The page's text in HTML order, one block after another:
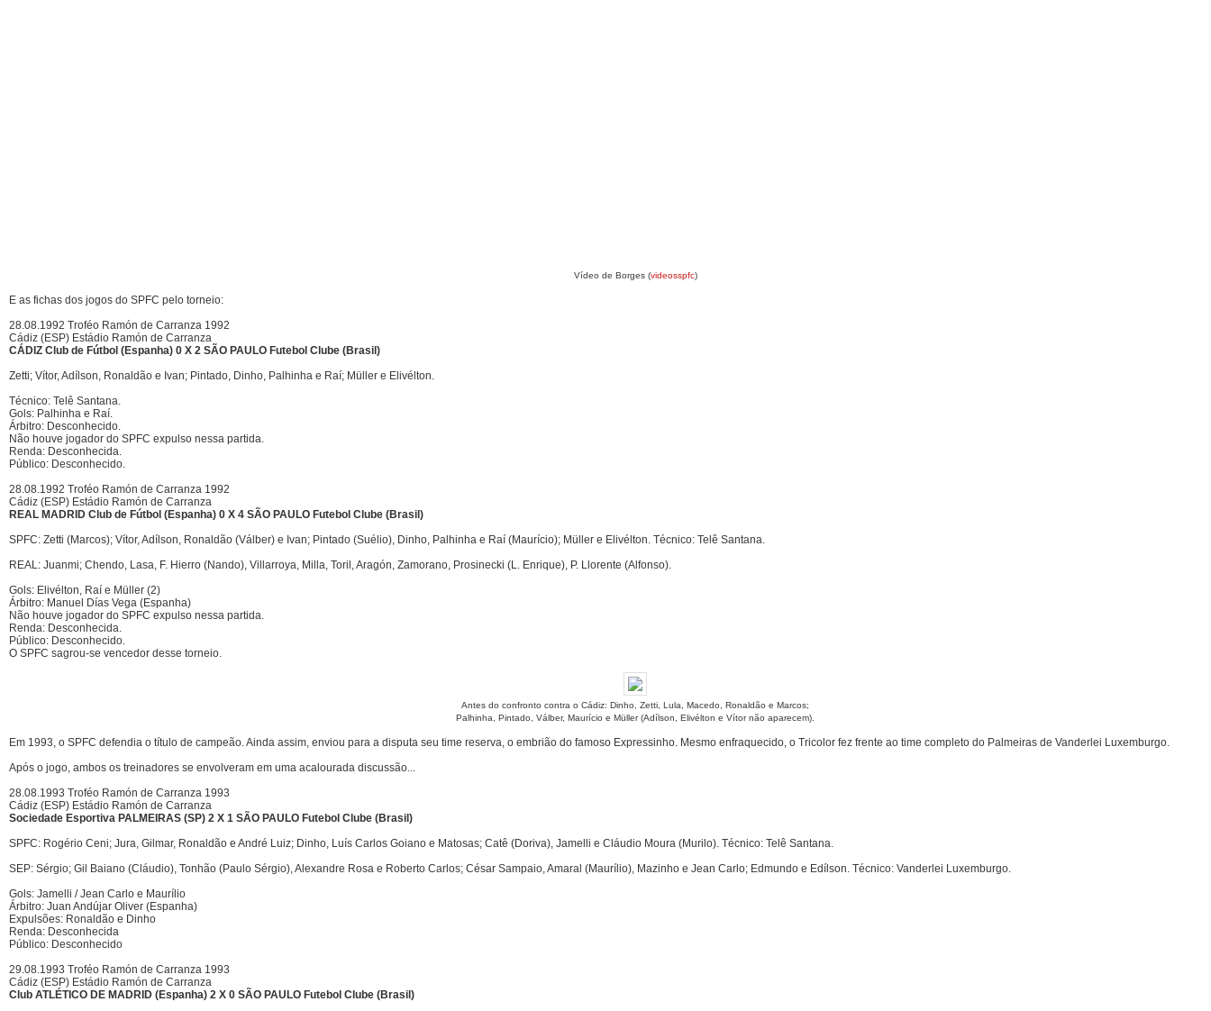
Vídeo de Borges (videosspfc)
E as fichas dos jogos do SPFC pelo torneio:
28.08.1992 Troféo Ramón de Carranza 1992
Cádiz (ESP) Estádio Ramón de Carranza
CÁDIZ Club de Fútbol (Espanha) 0 X 2 SÃO PAULO Futebol Clube (Brasil)
Zetti; Vítor, Adílson, Ronaldão e Ivan; Pintado, Dinho, Palhinha e Raí; Müller e Elivélton.
Técnico: Telê Santana.
Gols: Palhinha e Raí.
Árbitro: Desconhecido.
Não houve jogador do SPFC expulso nessa partida.
Renda: Desconhecida.
Público: Desconhecido.
28.08.1992 Troféo Ramón de Carranza 1992
Cádiz (ESP) Estádio Ramón de Carranza
REAL MADRID Club de Fútbol (Espanha) 0 X 4 SÃO PAULO Futebol Clube (Brasil)
SPFC: Zetti (Marcos); Vítor, Adílson, Ronaldão (Válber) e Ivan; Pintado (Suélio), Dinho, Palhinha e Raí (Maurício); Müller e Elivélton. Técnico: Telê Santana.
REAL: Juanmi; Chendo, Lasa, F. Hierro (Nando), Villarroya, Milla, Toril, Aragón, Zamorano, Prosinecki (L. Enrique), P. Llorente (Alfonso).
Gols: Elivélton, Raí e Müller (2)
Árbitro: Manuel Días Vega (Espanha)
Não houve jogador do SPFC expulso nessa partida.
Renda: Desconhecida.
Público: Desconhecido.
O SPFC sagrou-se vencedor desse torneio.
Antes do confronto contra o Cádiz: Dinho, Zetti, Lula, Macedo, Ronaldão e Marcos;
Palhinha, Pintado, Válber, Maurício e Müller (Adílson, Elivélton e Vítor não aparecem).
Em 1993, o SPFC defendia o título de campeão. Ainda assim, enviou para a disputa seu time reserva, o embrião do famoso Expressinho. Mesmo enfraquecido, o Tricolor fez frente ao time completo do Palmeiras de Vanderlei Luxemburgo.
Após o jogo, ambos os treinadores se envolveram em uma acalourada discussão...
28.08.1993 Troféo Ramón de Carranza 1993
Cádiz (ESP) Estádio Ramón de Carranza
Sociedade Esportiva PALMEIRAS (SP) 2 X 1 SÃO PAULO Futebol Clube (Brasil)
SPFC: Rogério Ceni; Jura, Gilmar, Ronaldão e André Luiz; Dinho, Luís Carlos Goiano e Matosas; Catê (Doriva), Jamelli e Cláudio Moura (Murilo). Técnico: Telê Santana.
SEP: Sérgio; Gil Baiano (Cláudio), Tonhão (Paulo Sérgio), Alexandre Rosa e Roberto Carlos; César Sampaio, Amaral (Maurílio), Mazinho e Jean Carlo; Edmundo e Edílson. Técnico: Vanderlei Luxemburgo.
Gols: Jamelli / Jean Carlo e Maurílio
Árbitro: Juan Andújar Oliver (Espanha)
Expulsões: Ronaldão e Dinho
Renda: Desconhecida
Público: Desconhecido
29.08.1993 Troféo Ramón de Carranza 1993
Cádiz (ESP) Estádio Ramón de Carranza
Club ATLÉTICO DE MADRID (Espanha) 2 X 0 SÃO PAULO Futebol Clube (Brasil)